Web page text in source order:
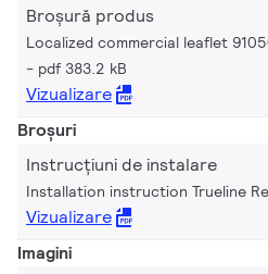
Broșură produs
Localized commercial leaflet
pdf 383.2 kB
Vizualizare
Broșuri
Instrucțiuni de instalare
Installation instruction Trueline
Vizualizare
Imagini